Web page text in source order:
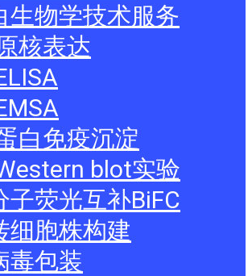
生物学技术服务
核表达
白免疫沉淀
blot实验
子荧光互补BiFC
细胞株构建
毒包装